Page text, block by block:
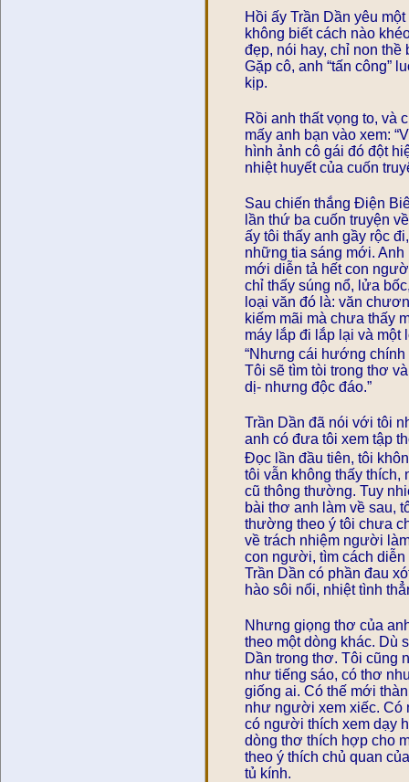
Hồi ấy Trần Dần yêu
không biết cách nào
đẹp, nói hay, chỉ non thề
Gặp cô, anh “tấn công”
kịp.
Rồi anh thất vọng to, và
mấy anh bạn vào xem:
hình ảnh cô gái đó đột
nhiệt huyết của cuốn
Sau chiến thắng Điện
lần thứ ba cuốn truyện
ấy tôi thấy anh gầy rộc
những tia sáng mới. Anh
mới diễn tả hết con
chỉ thấy súng nổ, lửa
loại văn đó là: văn
kiếm mãi mà chưa thấy
máy lắp đi lắp lại và một
“Nhưng cái hướng
Tôi sẽ tìm tòi trong thơ
dị- nhưng độc đáo.”
Trần Dần đã nói với tôi
anh có đưa tôi xem tập
Đọc lần đầu tiên, tôi
tôi vẫn không thấy
cũ thông thường. Tuy
bài thơ anh làm về sau,
thường theo ý tôi chưa
về trách nhiệm người
con người, tìm cách diễn
Trần Dần có phần đau
hào sôi nổi, nhiệt tình
Nhưng giọng thơ của
theo một dòng khác. Dù
Dần trong thơ. Tôi cũng
như tiếng sáo, có thơ
giống ai. Có thế mới
như người xem xiếc. Có
có người thích xem dạy
dòng thơ thích hợp cho
theo ý thích chủ quan
tủ kính.